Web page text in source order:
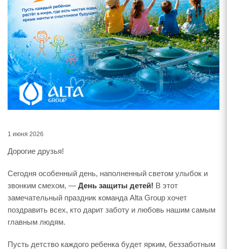
1 июня 2026
Дорогие друзья!
Сегодня особенный день, наполненный светом улыбок и
звонким смехом, — День защиты детей! В этот
замечательный праздник команда Alta Group хочет
поздравить всех, кто дарит заботу и любовь нашим самым
главным людям.
Пусть детство каждого ребенка будет ярким, беззаботным